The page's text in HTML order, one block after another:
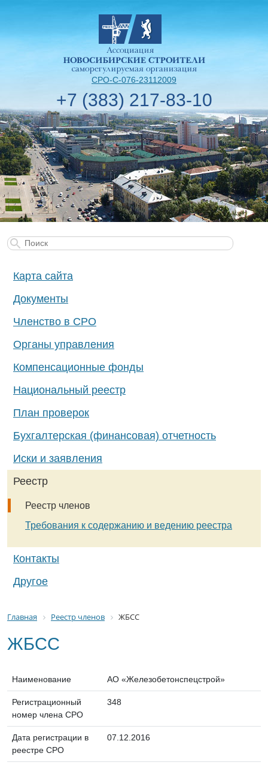
СРО-С-076-23112009
+7 (383) 217-83-10
Карта сайта
Документы
Членство в СРО
Органы управления
Компенсационные фонды
Национальный реестр
План проверок
Бухгалтерская (финансовая) отчетность
Иски и заявления
Реестр
Реестр членов
Требования к содержанию и ведению реестра
Контакты
Другое
Главная Реестр членов ЖБСС
ЖБСС
Наименование АО «Железобетонспецстрой»
Регистрационный
номер члена СРО
348
Дата регистрации в
реестре СРО
07.12.2016